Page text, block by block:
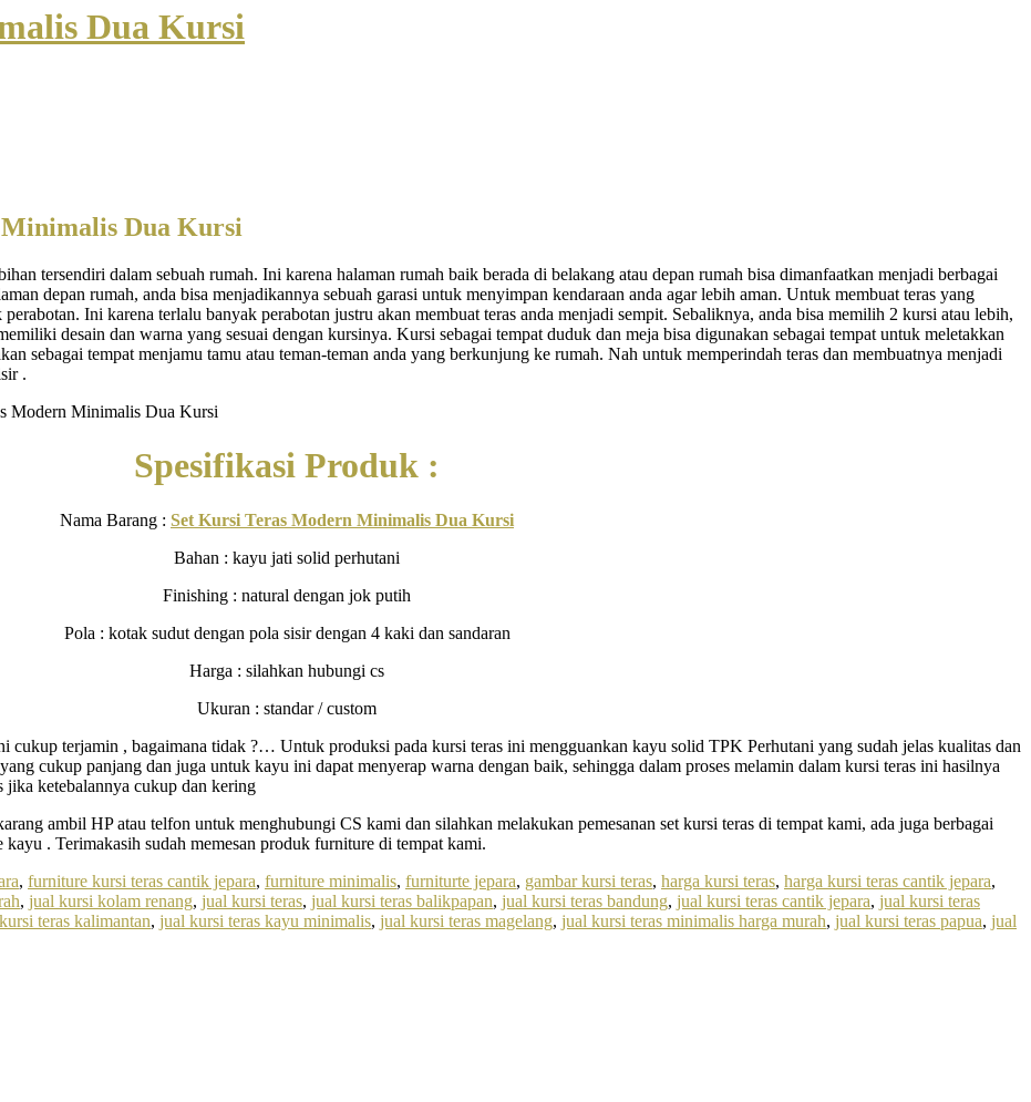
Dua Kursi
Dua Kursi
tersendiri dalam sebuah rumah. Ini karena halaman rumah baik berada di belakang atau depan rumah bisa dimanfaatkan menjadi berbagai
depan rumah, anda bisa menjadikannya sebuah garasi untuk menyimpan kendaraan anda agar lebih aman. Untuk membuat teras yang
Ini karena terlalu banyak perabotan justru akan membuat teras anda menjadi sempit. Sebaliknya, anda bisa memilih 2 kursi atau lebih,
desain dan warna yang sesuai dengan kursinya. Kursi sebagai tempat duduk dan meja bisa digunakan sebagai tempat untuk meletakkan
sebagai tempat menjamu tamu atau teman-teman anda yang berkunjung ke rumah. Nah untuk memperindah teras dan membuatnya menjadi
.
Spesifikasi Produk :
Nama Barang : Set Kursi Teras Modern Minimalis Dua Kursi
Bahan : kayu jati solid perhutani
Finishing : natural dengan jok putih
Pola : kotak sudut dengan pola sisir dengan 4 kaki dan sandaran
Harga : silahkan hubungi cs
Ukuran : standar / custom
terjamin , bagaimana tidak ?… Untuk produksi pada kursi teras ini mengguankan kayu solid TPK Perhutani yang sudah jelas kualitas dan
cukup panjang dan juga untuk kayu ini dapat menyerap warna dengan baik, sehingga dalam proses melamin dalam kursi teras ini hasilnya
jika ketebalannya cukup dan kering
ambil HP atau telfon untuk menghubungi CS kami dan silahkan melakukan pemesanan set kursi teras di tempat kami, ada juga berbagai
. Terimakasih sudah memesan produk furniture di tempat kami.
, furniture kursi teras cantik jepara, furniture minimalis, furniturte jepara, gambar kursi teras, harga kursi teras, harga kursi teras cantik jepara,
, jual kursi kolam renang, jual kursi teras, jual kursi teras balikpapan, jual kursi teras bandung, jual kursi teras cantik jepara, jual kursi teras
teras kalimantan, jual kursi teras kayu minimalis, jual kursi teras magelang, jual kursi teras minimalis harga murah, jual kursi teras papua, jual